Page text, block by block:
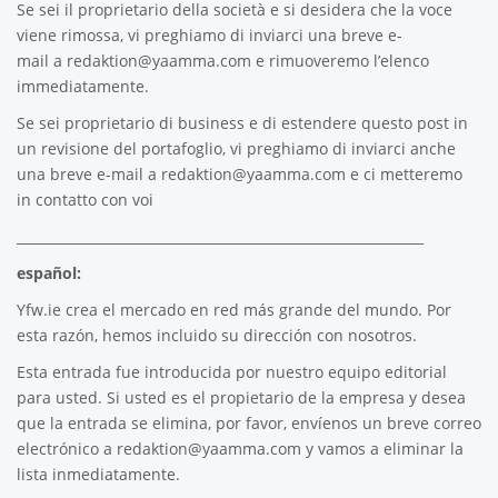
Se sei il proprietario della società e si desidera che la voce
viene rimossa, vi preghiamo di inviarci una breve e-
mail a redaktion@yaamma.com e rimuoveremo l’elenco
immediatamente.
Se sei proprietario di business e di estendere questo post in
un revisione del portafoglio, vi preghiamo di inviarci anche
una breve e-mail a redaktion@yaamma.com e ci metteremo
in contatto con voi
español:
Yfw.ie crea el mercado en red más grande del mundo. Por
esta razón, hemos incluido su dirección con nosotros.
Esta entrada fue introducida por nuestro equipo editorial
para usted. Si usted es el propietario de la empresa y desea
que la entrada se elimina, por favor, envíenos un breve correo
electrónico a redaktion@yaamma.com y vamos a eliminar la
lista inmediatamente.